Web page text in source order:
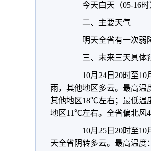
今天白天（05-16时
二、主要天气
明天全省有一次弱降
三、未来三天具体
10月24日20时至10
雨，其他地区多云。最高
其他地区18℃左右；最低温
地区11℃左右。全省偏北风4
10月25日20时至10
天全省阴转多云。最高温